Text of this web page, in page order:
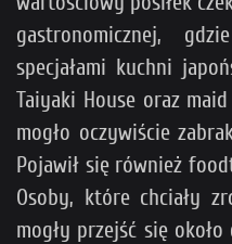
gastronomicznej,
specjałami kuchni
Taiyaki House oraz
mogło oczywiście
Pojawił się również
Osoby, które chciały
mogły przejść się